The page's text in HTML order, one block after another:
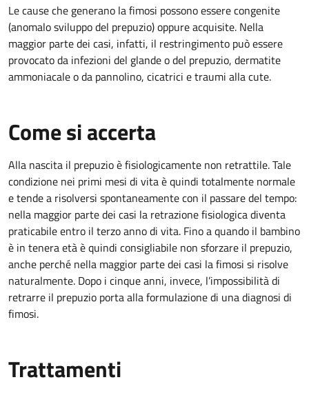
Le cause che generano la fimosi possono essere congenite
(anomalo sviluppo del prepuzio) oppure acquisite. Nella
maggior parte dei casi, infatti, il restringimento può essere
provocato da infezioni del glande o del prepuzio, dermatite
ammoniacale o da pannolino, cicatrici e traumi alla cute.
Come si accerta
Alla nascita il prepuzio è fisiologicamente non retrattile. Tale
condizione nei primi mesi di vita è quindi totalmente normale
e tende a risolversi spontaneamente con il passare del tempo:
nella maggior parte dei casi la retrazione fisiologica diventa
praticabile entro il terzo anno di vita. Fino a quando il bambino
è in tenera età è quindi consigliabile non sforzare il prepuzio,
anche perché nella maggior parte dei casi la fimosi si risolve
naturalmente. Dopo i cinque anni, invece, l’impossibilità di
retrarre il prepuzio porta alla formulazione di una diagnosi di
fimosi.
Trattamenti